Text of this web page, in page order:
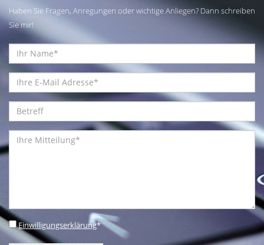
Haben Sie Fragen, Anregungen oder wichtige Anliegen? Dann schreiben
Sie mir!
Einwilligungserklärung*